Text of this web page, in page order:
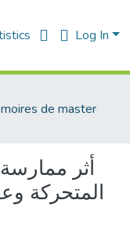
Log In
de master
أثر
المتحركة